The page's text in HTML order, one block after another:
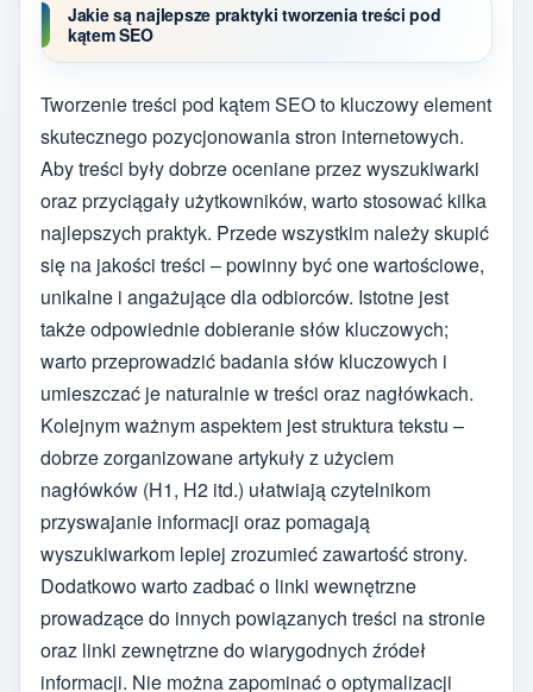
Jakie są najlepsze praktyki tworzenia treści pod
kątem SEO
Tworzenie treści pod kątem SEO to kluczowy element
skutecznego pozycjonowania stron internetowych.
Aby treści były dobrze oceniane przez wyszukiwarki
oraz przyciągały użytkowników, warto stosować kilka
najlepszych praktyk. Przede wszystkim należy skupić
się na jakości treści – powinny być one wartościowe,
unikalne i angażujące dla odbiorców. Istotne jest
także odpowiednie dobieranie słów kluczowych;
warto przeprowadzić badania słów kluczowych i
umieszczać je naturalnie w treści oraz nagłówkach.
Kolejnym ważnym aspektem jest struktura tekstu –
dobrze zorganizowane artykuły z użyciem
nagłówków (H1, H2 itd.) ułatwiają czytelnikom
przyswajanie informacji oraz pomagają
wyszukiwarkom lepiej zrozumieć zawartość strony.
Dodatkowo warto zadbać o linki wewnętrzne
prowadzące do innych powiązanych treści na stronie
oraz linki zewnętrzne do wiarygodnych źródeł
informacji. Nie można zapominać o optymalizacji